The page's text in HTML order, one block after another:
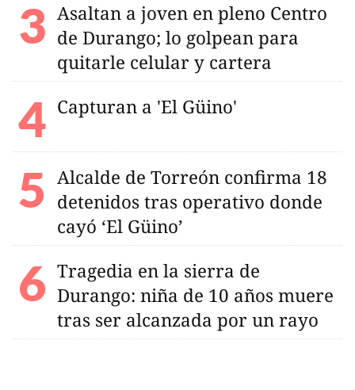
Asaltan a joven en pleno Centro
de Durango; lo golpean para
quitarle celular y cartera
Capturan a 'El Güino'
Alcalde de Torreón confirma 18
detenidos tras operativo donde
cayó ‘El Güino’
Tragedia en la sierra de
Durango: niña de 10 años muere
tras ser alcanzada por un rayo